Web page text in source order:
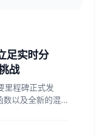
足实时分
战
里程碑正式发
数以及全新的混